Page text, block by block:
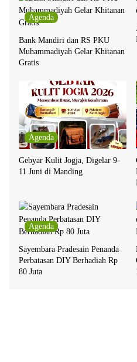
Agenda
Bank Mandiri dan RS PKU
Muhammadiyah Gelar Khitanan
Gratis
Agenda
Gebyar Kulit Jogja, Digelar 9-
11 Juni di Manding
Agenda
Sayembara Pradesain Penanda
Perbatasan DIY Berhadiah Rp
80 Juta